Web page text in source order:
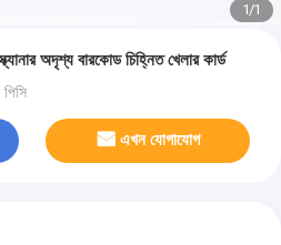
1/1
অদৃশ্য বারকোড চিহ্নিত খেলার কার্ড
এখন যোগাযোগ